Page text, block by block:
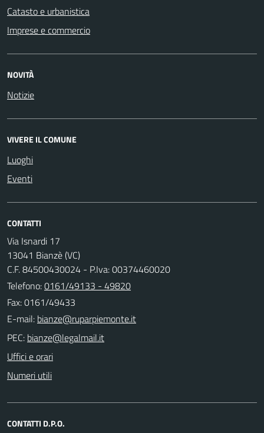
Catasto e urbanistica
Imprese e commercio
NOVITÀ
Notizie
VIVERE IL COMUNE
Luoghi
Eventi
CONTATTI
Via Isnardi 17
13041 Bianzè (VC)
C.F. 84500430024 - P.Iva: 00374460020
Telefono:0161/49133 - 49820
Fax: 0161/49433
E-mail:
PEC:
Uffici e orari
Numeri utili
CONTATTI D.P.O.